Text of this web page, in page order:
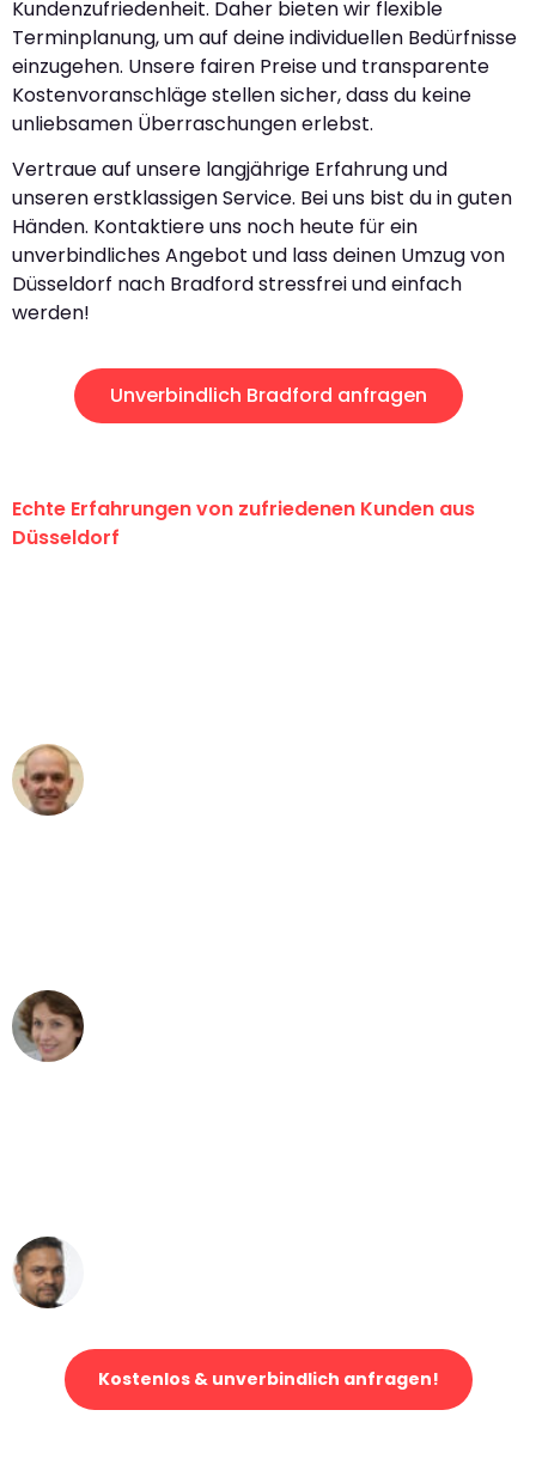
Kundenzufriedenheit. Daher bieten wir flexible
Terminplanung, um auf deine individuellen Bedürfnisse
einzugehen. Unsere fairen Preise und transparente
Kostenvoranschläge stellen sicher, dass du keine
unliebsamen Überraschungen erlebst.
Vertraue auf unsere langjährige Erfahrung und
unseren erstklassigen Service. Bei uns bist du in guten
Händen. Kontaktiere uns noch heute für ein
unverbindliches Angebot und lass deinen Umzug von
Düsseldorf nach Bradford stressfrei und einfach
werden!
Unverbindlich Bradford anfragen
Echte Erfahrungen von zufriedenen Kunden aus
Düsseldorf
Kostenlos & unverbindlich anfragen!